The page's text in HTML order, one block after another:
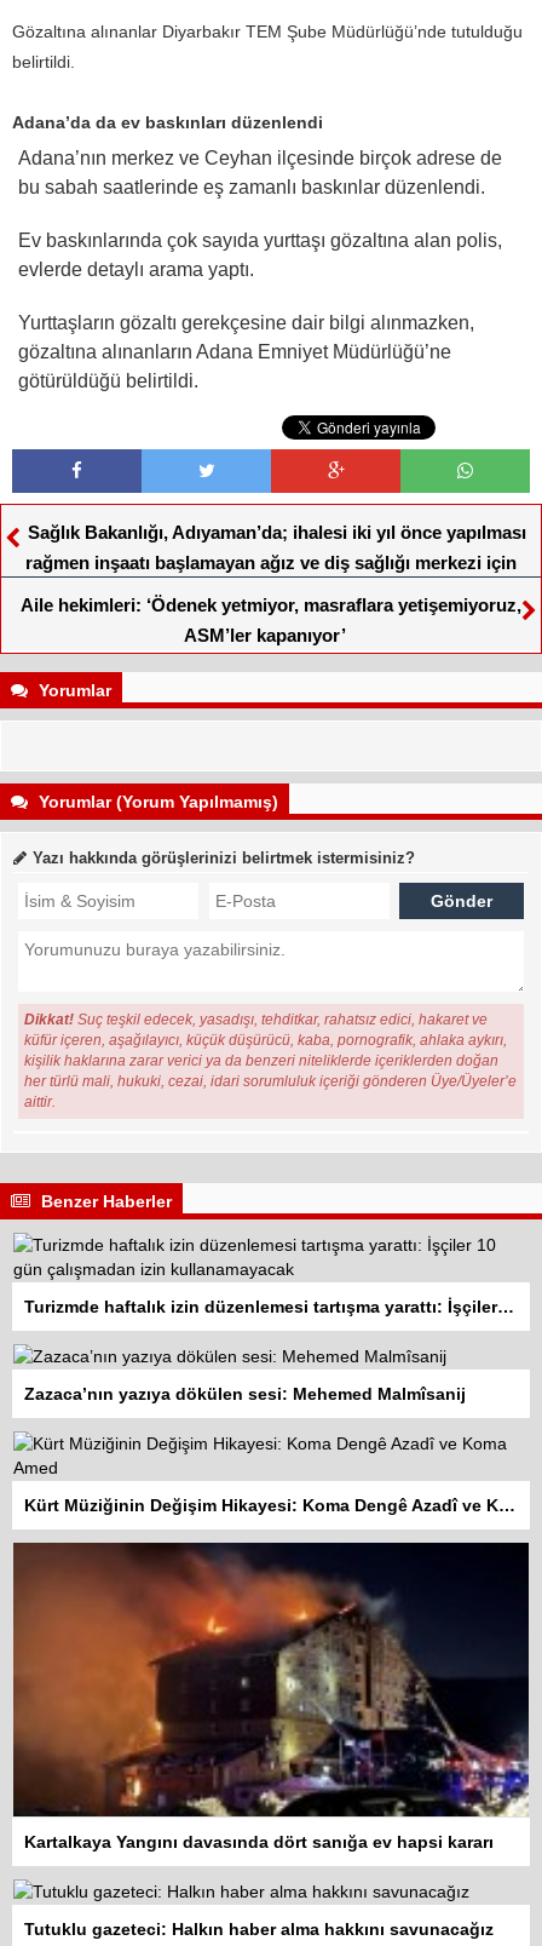
Gözaltına alınanlar Diyarbakır TEM Şube Müdürlüğü’nde tutulduğu
belirtildi.
Adana’da da ev baskınları düzenlendi
Adana’nın merkez ve Ceyhan ilçesinde birçok adrese de
bu sabah saatlerinde eş zamanlı baskınlar düzenlendi.
Ev baskınlarında çok sayıda yurttaşı gözaltına alan polis,
evlerde detaylı arama yaptı.
Yurttaşların gözaltı gerekçesine dair bilgi alınmazken,
gözaltına alınanların Adana Emniyet Müdürlüğü’ne
götürüldüğü belirtildi.
Sağlık Bakanlığı, Adıyaman’da; ihalesi iki yıl önce yapılması
rağmen inşaatı başlamayan ağız ve diş sağlığı merkezi için
Aile hekimleri: ‘Ödenek yetmiyor, masraflara yetişemiyoruz,
ASM’ler kapanıyor’
Yorumlar
Yorumlar (Yorum Yapılmamış)
Yazı hakkında görüşlerinizi belirtmek istermisiniz?
Dikkat! Suç teşkil edecek, yasadışı, tehditkar, rahatsız edici, hakaret ve
küfür içeren, aşağılayıcı, küçük düşürücü, kaba, pornografik, ahlaka aykırı,
kişilik haklarına zarar verici ya da benzeri niteliklerde içeriklerden doğan
her türlü mali, hukuki, cezai, idari sorumluluk içeriği gönderen Üye/Üyeler’e
aittir.
Benzer Haberler
Turizmde haftalık izin düzenlemesi tartışma yarattı: İşçiler 10 gün çalışmadan izin kullanamayacak
Zazaca’nın yazıya dökülen sesi: Mehemed Malmîsanij
Kürt Müziğinin Değişim Hikayesi: Koma Dengê Azadî ve Koma Amed
Kartalkaya Yangını davasında dört sanığa ev hapsi kararı
Tutuklu gazeteci: Halkın haber alma hakkını savunacağız